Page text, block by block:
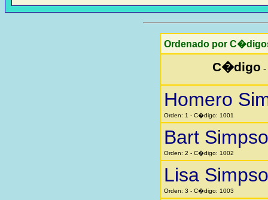
Ordenado por
C�digo -
Homero
Orden: 1 - C�digo: 1001
Bart
Orden: 2 - C�digo: 1002
Lisa
Orden: 3 - C�digo: 1003